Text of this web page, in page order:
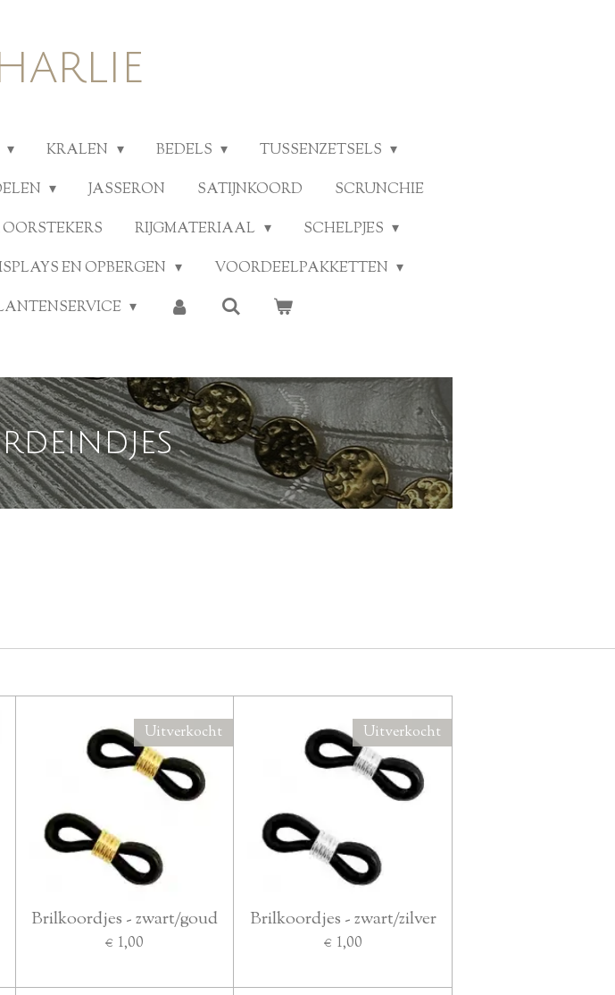
KRALEN BEDELS
TUSSENZETSELS
JASSERON SATIJNKOORD
SCRUNCHIE
RIJGMATERIAAL
SCHELPJES
EN OPBERGEN
VOORDEELPAKKETTEN
Uitverkocht
Brilkoordjes - zwart/goud
€ 1,00
Uitverkocht
Brilkoordjes - zwart/zilver
€ 1,00